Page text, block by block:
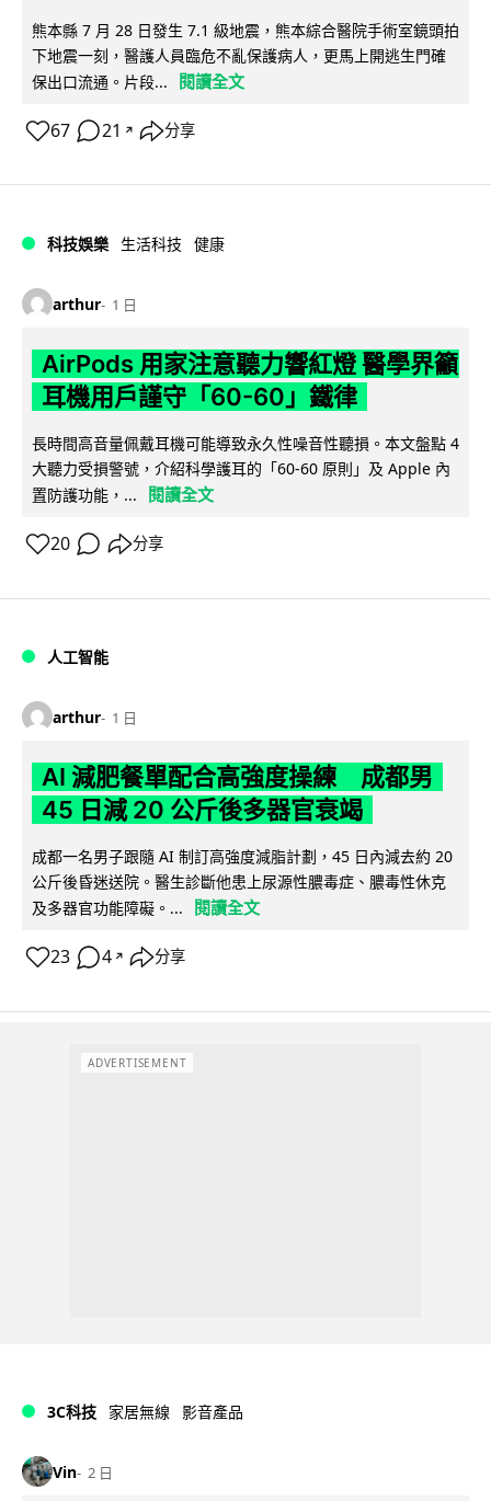
熊本縣 7 月 28 日發生 7.1 級地震，熊本綜合醫院手術室鏡頭拍
下地震一刻，醫護人員臨危不亂保護病人，更馬上開逃生門確
保出口流通。片段...
閱讀全文
67 21 ↗ 分享
科技娛樂 生活科技 健康
arthur 1 日
AirPods 用家注意聽力響紅燈 醫學界籲
耳機用戶謹守「60-60」鐵律
長時間高音量佩戴耳機可能導致永久性噪音性聽損。本文盤點 4
大聽力受損警號，介紹科學護耳的「60-60 原則」及 Apple 內
置防護功能，...
閱讀全文
20 分享
人工智能
arthur 1 日
AI 減肥餐單配合高強度操練 成都男
45 日減 20 公斤後多器官衰竭
成都一名男子跟隨 AI 制訂高強度減脂計劃，45 日內減去約 20
公斤後昏迷送院。醫生診斷他患上尿源性膿毒症、膿毒性休克
及多器官功能障礙。...
閱讀全文
23 4 ↗ 分享
ADVERTISEMENT
3C科技 家居無線 影音產品
Vin 2 日